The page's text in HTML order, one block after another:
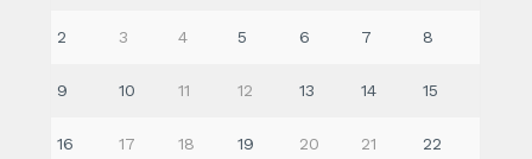
2 3 4 5 6 7 8
9 10 11 12 13 14 15
16 17 18 19 20 21 22